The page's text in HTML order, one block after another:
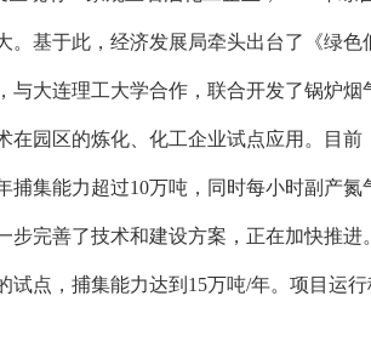
。基于此，经济发展局牵头出台了《绿色
与大连理工大学合作，联合开发了锅炉
在园区的炼化、化工企业试点应用。目前
捕集能力超过10万吨，同时每小时副产
步完善了技术和建设方案，正在加快推
试点，捕集能力达到15万吨/年。项目运